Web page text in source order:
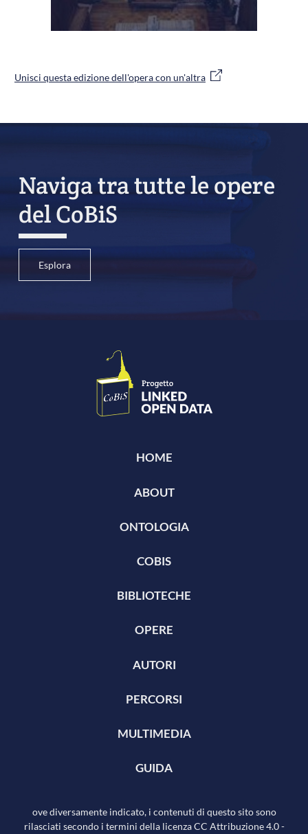
Unisci questa edizione dell'opera con un'altra
Naviga tra tutte le opere
del CoBiS
Esplora
HOME
ABOUT
ONTOLOGIA
COBIS
BIBLIOTECHE
OPERE
AUTORI
PERCORSI
MULTIMEDIA
GUIDA
ove diversamente indicato, i contenuti di questo sito sono
rilasciati secondo i termini della licenza CC Attribuzione 4.0-